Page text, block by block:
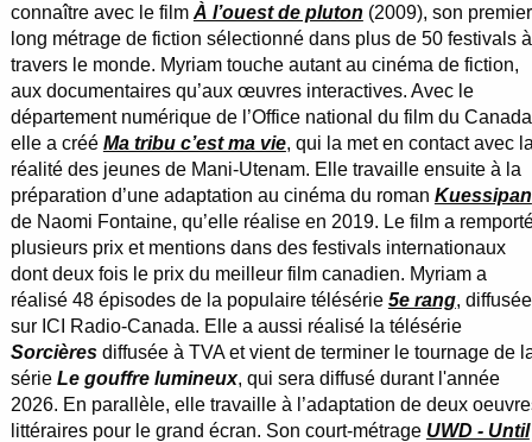
connaître avec le film À l’ouest de pluton (2009), son premier
long métrage de fiction sélectionné dans plus de 50 festivals à
travers le monde. Myriam touche autant au cinéma de fiction,
aux documentaires qu’aux œuvres interactives. Avec le
département numérique de l’Office national du film du
elle a créé Ma tribu c’est ma vie, qui la met en contact avec
réalité des jeunes de Mani-Utenam. Elle travaille ensuite à la
préparation d’une adaptation au cinéma du roman Kuessipan
de Naomi Fontaine, qu’elle réalise en 2019. Le film a
plusieurs prix et mentions dans des festivals internationaux
dont deux fois le prix du meilleur film canadien. Myriam a
réalisé 48 épisodes de la populaire télésérie 5e rang, diffusée
sur ICI Radio-Canada. Elle a aussi réalisé la télésérie
Sorcièresdiffusée à TVA et vient de terminer le tournage de
série Le gouffre lumineux, qui sera diffusé durant l'année
2026. En parallèle, elle travaille à l’adaptation de deux
littéraires pour le grand écran. Son court-métrage UWD - Until